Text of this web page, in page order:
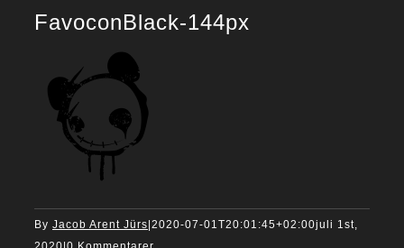
Bukser
Om Emosh
Kurv
FavoconBlack-144px
By Jacob Arent Jürs 2020-07-01T20:01:45+02:00juli 1st,